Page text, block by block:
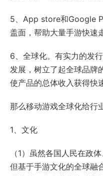
5、App store和Google
盖面，帮助大量手游快速
6、全球化。有实力的发
发展，树立了起全球品牌
使产品的总体收入获得快
那么移动游戏全球化给行
1、文化
（1）虽然各国人民在政
但基于手游文化的全球融